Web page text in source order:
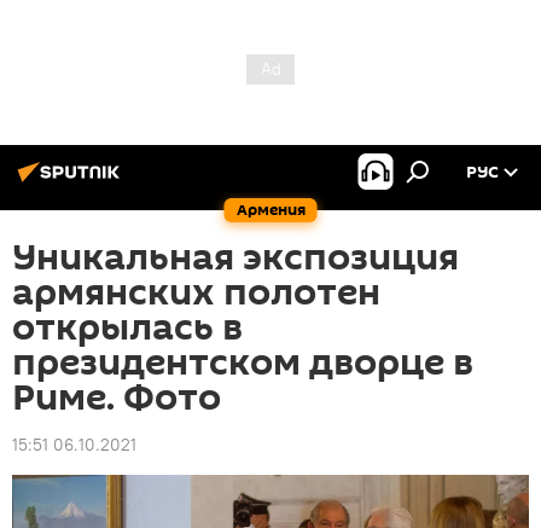
Армения
РУС
Уникальная экспозиция
армянских полотен
открылась в
президентском дворце в
Риме. Фото
15:51 06.10.2021